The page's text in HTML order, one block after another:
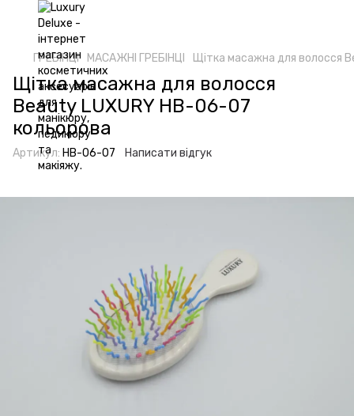
ГРЕБІНЦІ МАСАЖНІ ГРЕБІНЦІ Щітка масажна для волосся
Щітка масажна для волосся
Beauty LUXURY HB-06-07
кольорова
Артикул: HB-06-07 Написати відгук